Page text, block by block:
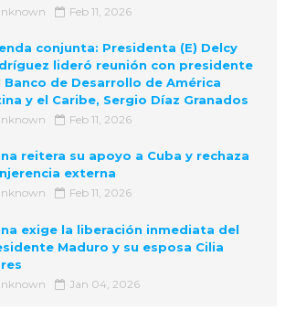
Feb 11, 2026
conjunta: Presidenta (E) Delcy
lideró reunión con presidente
Banco de Desarrollo de América
y el Caribe, Sergio Díaz Granados
Feb 11, 2026
reitera su apoyo a Cuba y rechaza
externa
Feb 11, 2026
exige la liberación inmediata del
Maduro y su esposa Cilia
Jan 04, 2026